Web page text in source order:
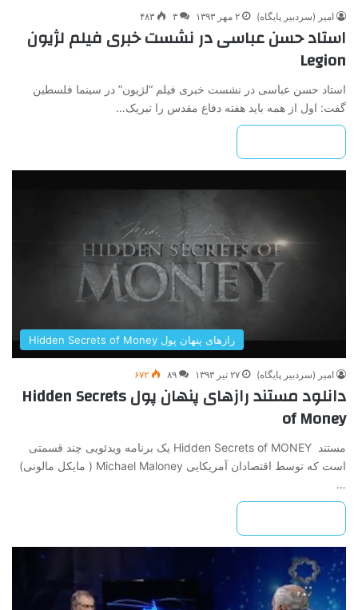
امیر (سردبیر پایگاه) ۲ مهر ۱۳۹۳ ۳ ۴۸۳
استاد حسن عباسی در نشست خبری فیلم لژیون
Legion
استاد حسن عباسی در نشست خبری فیلم “لژیون” در سینما فلسطین
گفت: اول از همه باید هفته دفاع مقدس را تبریک…
رازهای پنهان پول Hidden Secrets of Money
امیر (سردبیر پایگاه) ۲۷ تیر ۱۳۹۳ ۸۹ ۶۷۲
دانلود مستند رازهای پنهان پول Hidden Secrets
of Money
مستند Hidden Secrets of MONEY یک برنامه ویدئویی چند قسمتی
است که توسط اقتصادان آمریکایی Michael Maloney ( مایکل مالونی)
…